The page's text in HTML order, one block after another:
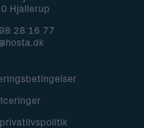
Hjallerup
28 16 77